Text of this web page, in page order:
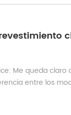
Me queda
entre los